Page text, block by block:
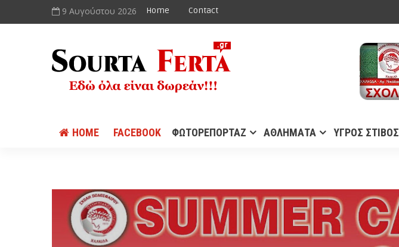
9 Αυγούστου 2026 Home Contact
HOME FACEBOOK ΦΩΤΟΡΕΠΟΡΤΑΖ ΑΘΛΗΜΑΤΑ ΥΓΡΟΣ ΣΤΙΒΟΣ